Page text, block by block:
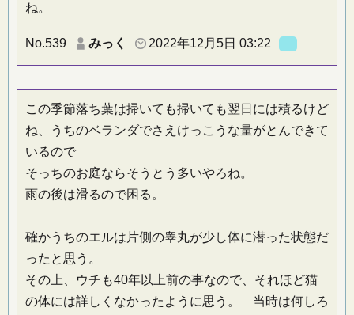
ね。
No.539 みっく 2022年12月5日 03:22
この季節落ち葉は掃いても掃いても翌日には積るけど
ね、うちのベランダでさえけっこうな量がとんできて
いるので
そっちのお庭ならそうとう多いやろね。
雨の後は滑るので困る。
確かうちのエルは片側の睾丸が少し体に潜った状態だ
ったと思う。
その上、ウチも40年以上前の事なので、それほど猫
の体には詳しくなかったように思う。 当時は何しろ